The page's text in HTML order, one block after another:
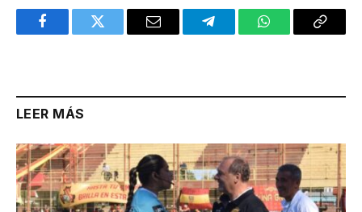
FacebookTwitter Email TelegramWhatsAppCopy
LEER MÁS